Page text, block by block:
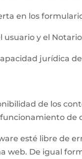
en los
y el Notario
jurídica
de los
de
esté libre de
De igual